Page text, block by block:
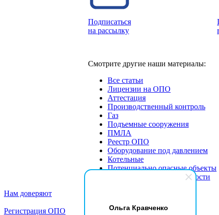
Ольга Кравченко
Подписаться
на рассылку
Смотрите другие наши материалы:
Все статьи
Лицензии на ОПО
Аттестация
Производственный контроль
Газ
Подъемные сооружения
ПМЛА
Реестр ОПО
Оборудование под давлением
Котельные
Потенциально опасные объекты
Экспертиза промбезопасности
Нам доверяют
Регистрация ОПО